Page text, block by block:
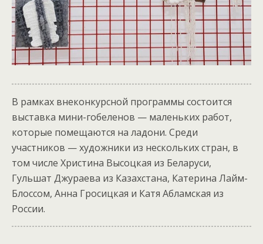
В рамках внеконкурсной программы состоится
выставка мини-гобеленов — маленьких работ,
которые помещаются на ладони. Среди
участников — художники из нескольких стран, в
том числе Христина Высоцкая из Беларуси,
Гульшат Джураева из Казахстана, Катерина Лайм-
Блоссом, Анна Гросицкая и Катя Абламская из
России.